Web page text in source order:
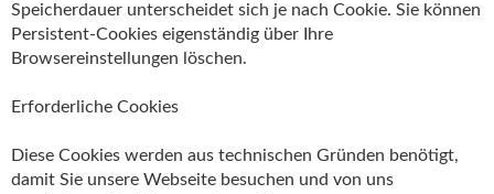
Speicherdauer unterscheidet sich je nach Cookie. Sie können
Persistent-Cookies eigenständig über Ihre
Browsereinstellungen löschen.
Erforderliche Cookies
Diese Cookies werden aus technischen Gründen benötigt,
damit Sie unsere Webseite besuchen und von uns